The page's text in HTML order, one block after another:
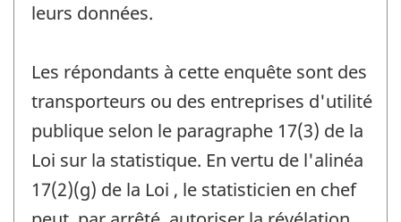
leurs données.
Les répondants à cette enquête sont des
transporteurs ou des entreprises d'utilité
publique selon le paragraphe 17(3) de la
Loi sur la statistique. En vertu de l'alinéa
17(2)(g) de la Loi , le statisticien en chef